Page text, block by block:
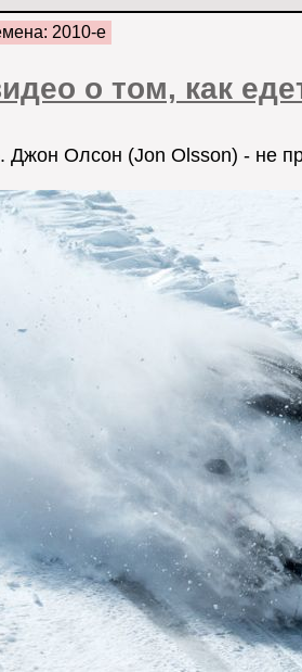
2010-е
о том, как
Джон Олсон (Jon Olsson) - не